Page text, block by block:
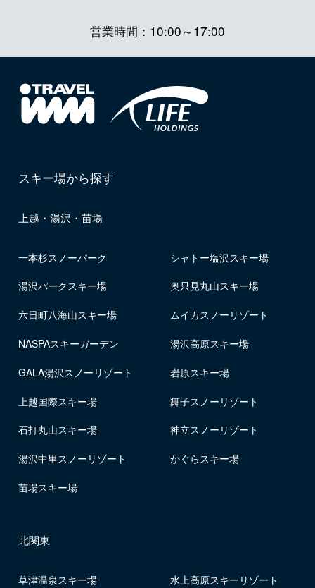
営業時間：10:00～17:00
スキー場から探す
上越・湯沢・苗場
一本杉スノーパーク シャトー塩沢スキー場
湯沢パークスキー場 奥只見丸山スキー場
六日町八海山スキー場 ムイカスノーリゾート
NASPAスキーガーデン 湯沢高原スキー場
GALA湯沢スノーリゾート 岩原スキー場
上越国際スキー場 舞子スノーリゾート
石打丸山スキー場 神立スノーリゾート
湯沢中里スノーリゾート かぐらスキー場
苗場スキー場
北関東
草津温泉スキー場 水上高原スキーリゾート